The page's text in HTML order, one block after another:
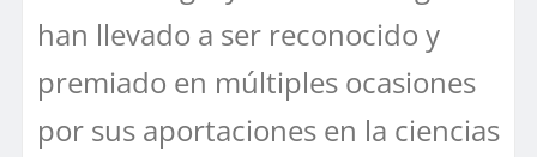
han llevado a ser reconocido y
premiado en múltiples ocasiones
por sus aportaciones en la ciencias